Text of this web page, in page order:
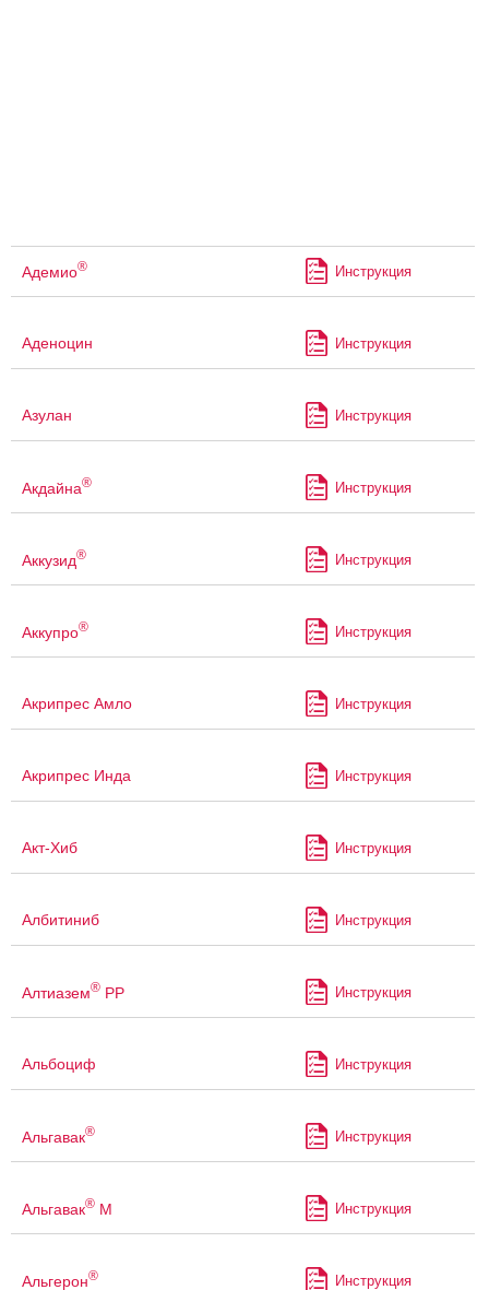
Адемио® Инструкция
Аденоцин Инструкция
Азулан Инструкция
Акдайна® Инструкция
Аккузид® Инструкция
Аккупро® Инструкция
Акрипрес Амло Инструкция
Акрипрес Инда Инструкция
Акт-Хиб Инструкция
Албитиниб Инструкция
Алтиазем® РР Инструкция
Альбоциф Инструкция
Альгавак® Инструкция
Альгавак® М Инструкция
Альгерон® Инструкция